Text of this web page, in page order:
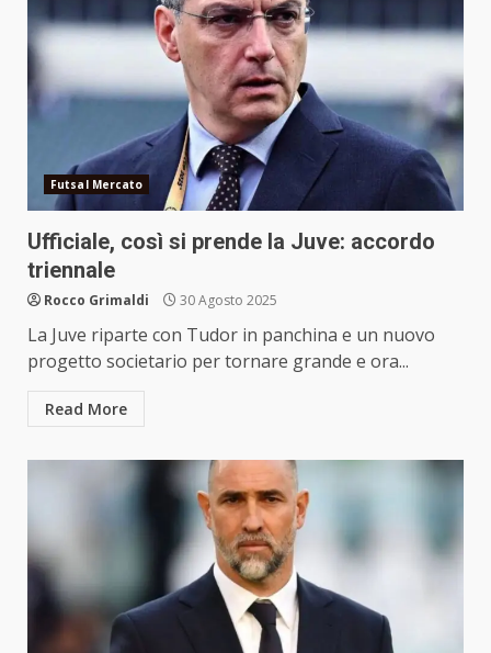
Futsal Mercato
Ufficiale, così si prende la Juve: accordo
triennale
Rocco Grimaldi 30 Agosto 2025
La Juve riparte con Tudor in panchina e un nuovo
progetto societario per tornare grande e ora...
Read More